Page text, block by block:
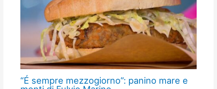
“É sempre mezzogiorno”: panino mare e